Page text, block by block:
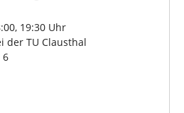
19:30 Uhr
der TU Clausthal
6